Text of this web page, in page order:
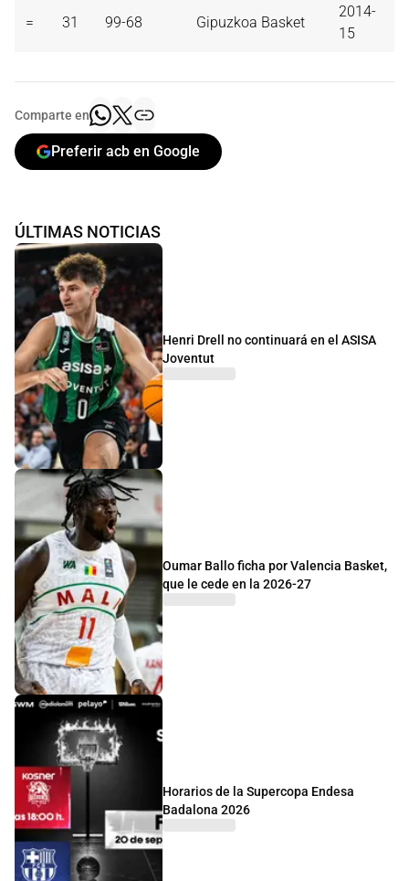
= 31 99-68 Gipuzkoa Basket
2014-
15
Comparte en
Preferir acb en Google
ÚLTIMAS NOTICIAS
Henri Drell no continuará en el ASISA
Joventut
Oumar Ballo ficha por Valencia Basket,
que le cede en la 2026-27
Horarios de la Supercopa Endesa
Badalona 2026